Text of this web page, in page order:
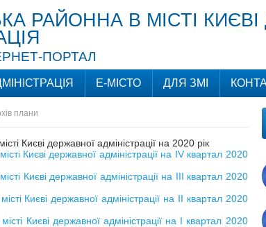
РАЙОННА В МІСТІ
ПОРТАЛ
Е-МІСТО ДЛЯ ЗМІ
плани
Києві державної адміністрації на 2020 рік
Києві державної адміністрації на ІV квартал 2020
Києві державної адміністрації на ІIІ квартал 2020
Києві державної адміністрації на ІI квартал 2020
Києві державної адміністрації на І квартал 2020